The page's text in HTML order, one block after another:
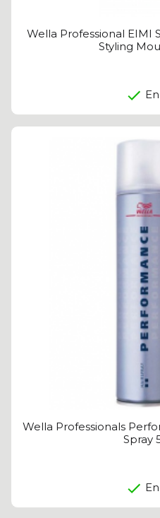
Wella Professional EIMI
Styling
Wella Professionals
Spray